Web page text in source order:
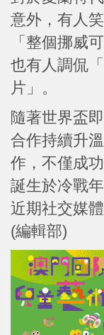
意外，有人
「整個挪威
也有人調侃
片」。
隨著世界盃
合作持續升
作，不僅成
誕生於冷戰
近期社交媒
(編輯部)